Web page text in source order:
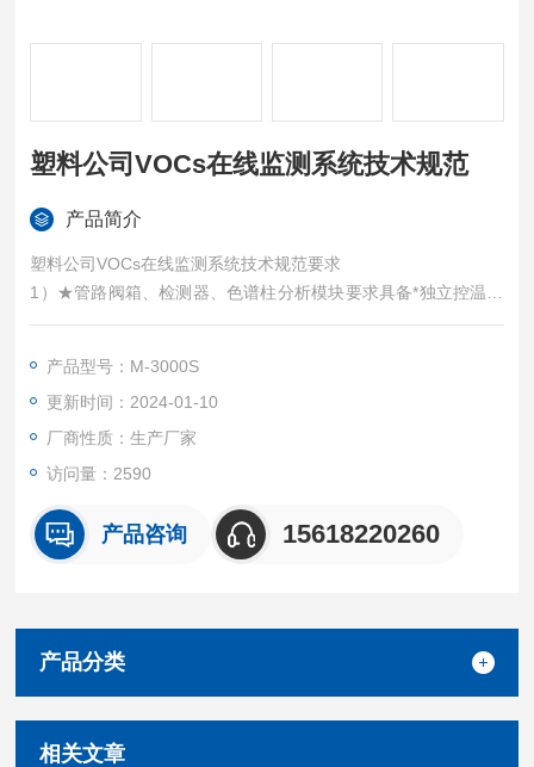
塑料公司VOCs在线监测系统技术规范
产品简介
塑料公司VOCs在线监测系统技术规范要求
1）★管路阀箱、检测器、色谱柱分析模块要求具备*独立控温能
力，无温度交叉干扰，确保分析数据的质量
件；
3）拥有色谱/质谱分析技术相关，或者非甲烷总烃等 VOCs 相关
检测装置相关的 5 项以上。
产品型号：M-3000S
更新时间：2024-01-10
厂商性质：生产厂家
访问量：2590
产品咨询 15618220260
产品分类
相关文章